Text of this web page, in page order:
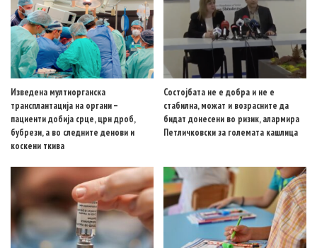
Изведена мултиорганска
трансплантација на органи –
пациенти добија срце, црн дроб,
бубрези, а во следните денови и
коскени ткива
Состојбата не е добра и не е
стабилна, можат и возрасните да
бидат донесени во ризик, алармира
Петличковски за големата кашлица